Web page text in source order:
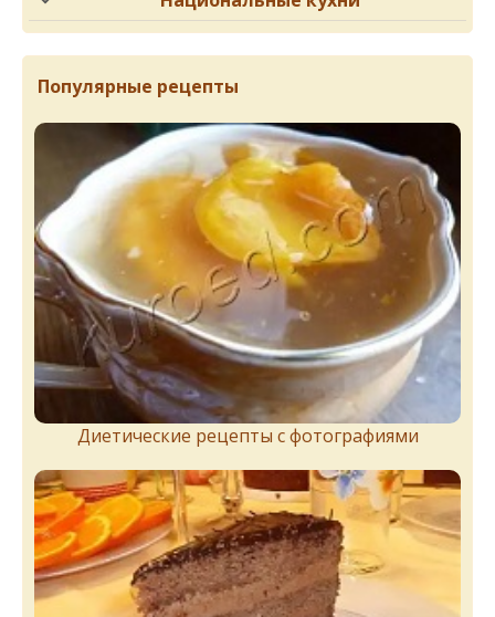
Популярные рецепты
Диетические рецепты с фотографиями